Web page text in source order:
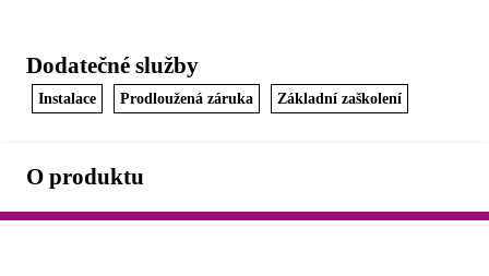
Dodatečné služby
Instalace Prodloužená záruka Základní zaškolení
O produktu